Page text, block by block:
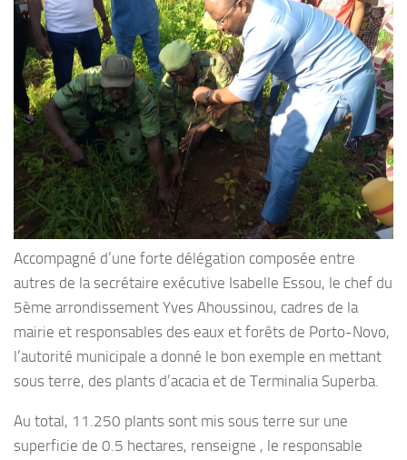
Accompagné d’une forte délégation composée entre
autres de la secrétaire exécutive Isabelle Essou, le chef du
5ème arrondissement Yves Ahoussinou, cadres de la
mairie et responsables des eaux et forêts de Porto-Novo,
l’autorité municipale a donné le bon exemple en mettant
sous terre, des plants d’acacia et de Terminalia Superba.
Au total, 11.250 plants sont mis sous terre sur une
superficie de 0.5 hectares, renseigne , le responsable